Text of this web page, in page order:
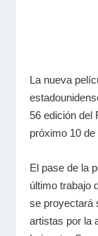
La nueva
56 edición del
próximo 10
El pase de la
último trabajo
se proyectará
artistas por la